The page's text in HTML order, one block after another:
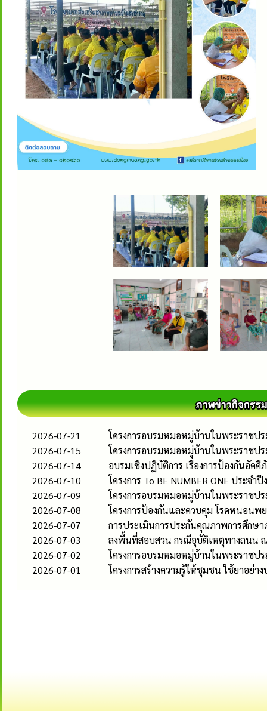
2026-07-21
โครงการอบรมหมอหมู่บ้านในพระราช
2026-07-15
โครงการอบรมหมอหมู่บ้านในพระราช
2026-07-14
อบรมเชิงปฏิบัติการ เรื่องการป้องกันอั
2026-07-10
โครงการ To BE NUMBER ONE ประจ
2026-07-09
โครงการอบรมหมอหมู่บ้านในพระราช
2026-07-08
โครงการป้องกันและควบคุม โรคหนอน
2026-07-07
การประเมินการประกันคุณภาพการศึกษ
2026-07-03
ลงพื้นที่สอบสวน กรณีอุบัติเหตุทางถนน
2026-07-02
โครงการอบรมหมอหมู่บ้านในพระราชป
2026-07-01
โครงการสร้างความรู้ให้ชุมชน ใช้ยาอย่